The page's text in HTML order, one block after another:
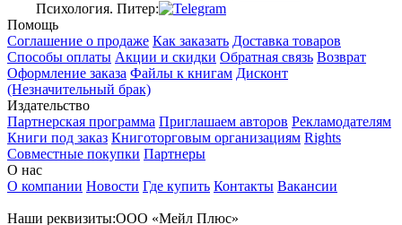
Психология. Питер:
Помощь
Соглашение о продаже Как заказать Доставка товаров
Способы оплаты Акции и скидки Обратная связь Возврат
Оформление заказа Файлы к книгам Дисконт
(Незначительный брак)
Издательство
Партнерская программа Приглашаем авторов Рекламодателям
Книги под заказ Книготорговым организациям Rights
Совместные покупки Партнеры
О нас
О компании Новости Где купить Контакты Вакансии
Наши реквизиты:ООО «Мейл Плюс»